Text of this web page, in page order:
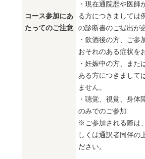
コース参加にあ
たってのご注意
・現在通院歴や医師
る方につきましては
の診断書のご提出が
・飲酒後の方、ご参
おそれのある症状を
・妊娠中の方、また
ある方につきまして
ません。
・聴覚、視覚、身体
のみでのご参加
※ご参加される際は
しくは通訳者同伴の
ださい。